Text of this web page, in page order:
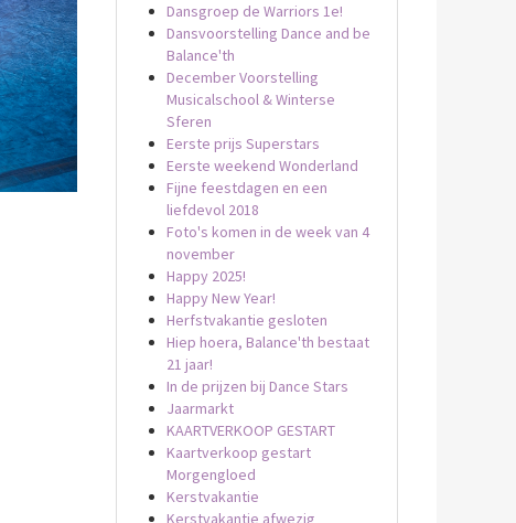
Dansgroep de Warriors 1e!
Dansvoorstelling Dance and be
Balance'th
December Voorstelling
Musicalschool & Winterse
Sferen
Eerste prijs Superstars
Eerste weekend Wonderland
Fijne feestdagen en een
liefdevol 2018
Foto's komen in de week van 4
november
Happy 2025!
Happy New Year!
Herfstvakantie gesloten
Hiep hoera, Balance'th bestaat
21 jaar!
In de prijzen bij Dance Stars
Jaarmarkt
KAARTVERKOOP GESTART
Kaartverkoop gestart
Morgengloed
Kerstvakantie
Kerstvakantie afwezig